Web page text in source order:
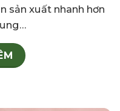
sản xuất nhanh hơn